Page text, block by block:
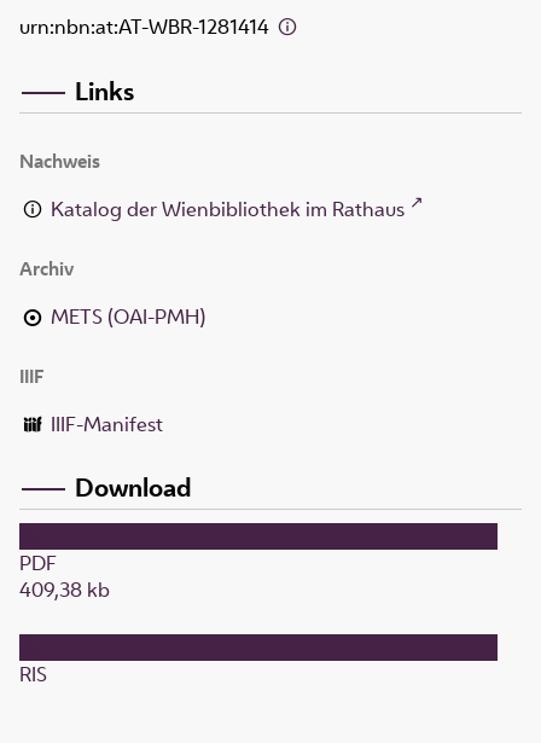
urn:nbn:at:AT-WBR-1281414
Links
Nachweis
Katalog der Wienbibliothek im Rathaus
Archiv
METS (OAI-PMH)
IIIF
IIIF-Manifest
Download
PDF
409,38 kb
RIS